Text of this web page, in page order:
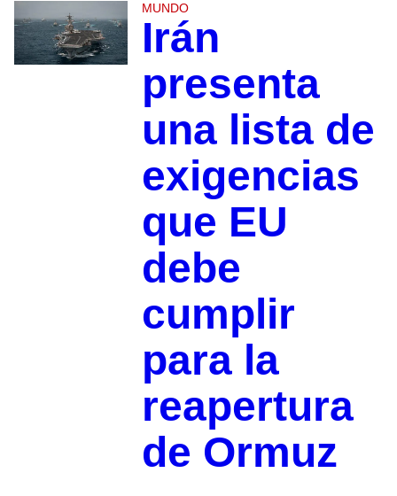
MUNDO
Irán
presenta
una lista de
exigencias
que EU
debe
cumplir
para la
reapertura
de Ormuz